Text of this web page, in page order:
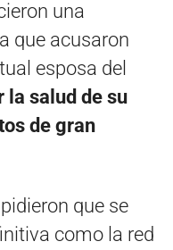
una
que acusaron
esposa del
la salud de su
de gran
que se
como la red